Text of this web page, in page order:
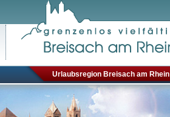
Urlaubsregion Breisach am Rhein